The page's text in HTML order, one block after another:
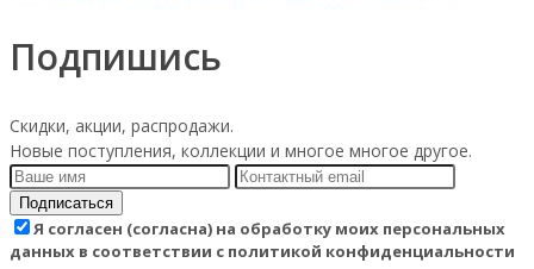
Подпишись
Скидки, акции, распродажи.
Новые поступления, коллекции и многое многое другое.
Подписаться
Я согласен (согласна) на обработку моих персональных
данных в соответствии с политикой конфиденциальности